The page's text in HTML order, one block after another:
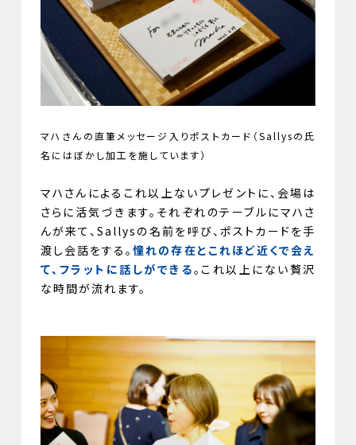
マハさんの直筆メッセージ入りポストカード（Sallysの氏
名にはぼかし加工を施しています）
マハさんによるこれ以上ないプレゼントに、会場は
さらに活気づきます。それぞれのテーブルにマハさ
んが来て、Sallysの名前を呼び、ポストカードを手
渡し会話をする。憧れの存在とこれほど近くで会え
て、フラットに話しができる。これ以上にない贅沢
な時間が流れます。